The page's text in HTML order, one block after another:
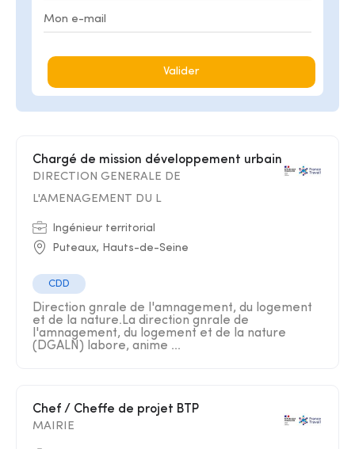
Valider
Chargé de mission développement urbain
DIRECTION GENERALE DE
L'AMENAGEMENT DU L
Ingénieur territorial
Puteaux, Hauts-de-Seine
CDD
Direction gnrale de l'amnagement, du logement
et de la nature.La direction gnrale de
l'amnagement, du logement et de la nature
(DGALN) labore, anime ...
Chef / Cheffe de projet BTP
MAIRIE